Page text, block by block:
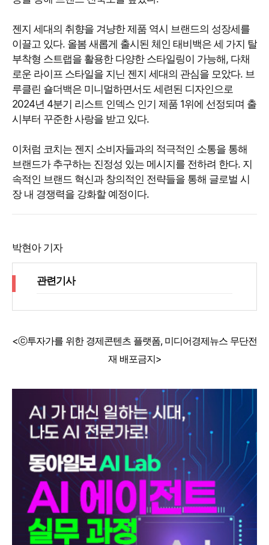
젠지 세대의 취향을 겨냥한 제품 역시 브랜드의 성장세를
이끌고 있다. 올봄 새롭게 출시된 체인 태비백은 세 가지 탈
부착형 스트랩을 활용한 다양한 스타일링이 가능해, 다채
로운 라이프 스타일을 지닌 젠지 세대의 관심을 모았다. 브
루클린 숄더백은 미니멀하면서도 세련된 디자인으로
2024년 4분기 리스트 인덱스 인기 제품 1위에 선정되며 출
시부터 꾸준한 사랑을 받고 있다.
이처럼 코치는 젠지 소비자들과의 적극적인 소통을 통해
브랜드가 추구하는 진정성 있는 메시지를 전하려 한다. 지
속적인 브랜드 혁신과 창의적인 전략들을 통해 글로벌 시
장 내 경쟁력을 강화할 예정이다.
박현아 기자
관련기사
<ⓒ투자가를 위한 경제콘텐츠 플랫폼, 미디어경제뉴스 무단전
재 배포금지>